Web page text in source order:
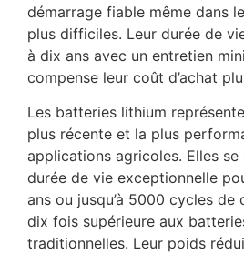
démarrage fiable même dans
plus difficiles. Leur durée de
à dix ans avec un entretien
compense leur coût d’achat
Les batteries lithium
plus récente et la plus
applications agricoles. Elles
durée de vie exceptionnelle
ans ou jusqu’à 5000 cycles
dix fois supérieure aux
traditionnelles. Leur poids